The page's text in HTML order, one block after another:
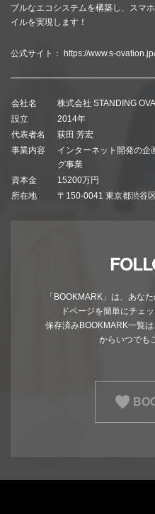
ブルなエコシステムを構築し、スマ
イルを実現します！
公式サイト： https://www.s-ovation.jp/
会社名
株式会社 STANDING
設立
2014年
代表者名
荻田 芳宏
事業内容
インターネット開発の企
グ事業
資本金
15200万円
所在地
〒150-0041 東京都渋谷
「BOOKMARK」は、あな
ドページを簡単にチェ
保存済みBOOKMARK一覧
からいつでも